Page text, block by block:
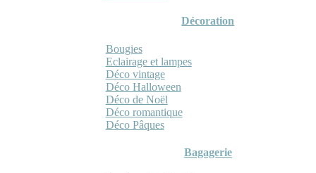
Décoration
Bougies
Eclairage et lampes
Déco vintage
Déco Halloween
Déco de Noël
Déco romantique
Déco Pâques
Bagagerie